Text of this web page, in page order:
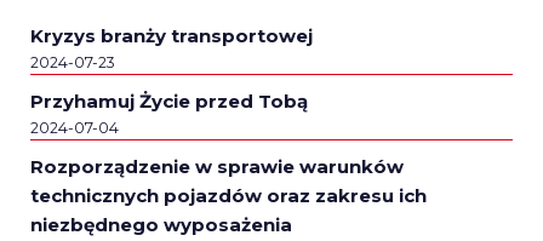
Kryzys branży transportowej
2024-07-23
Przyhamuj Życie przed Tobą
2024-07-04
Rozporządzenie w sprawie warunków
technicznych pojazdów oraz zakresu ich
niezbędnego wyposażenia